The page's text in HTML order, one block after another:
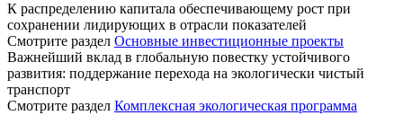
К распределению капитала обеспечивающему рост при
сохранении лидирующих в отрасли показателей
Смотрите раздел Основные инвестиционные проекты
Важнейший вклад в глобальную повестку устойчивого
развития: поддержание перехода на экологически чистый
транспорт
Смотрите раздел Комплексная экологическая программа